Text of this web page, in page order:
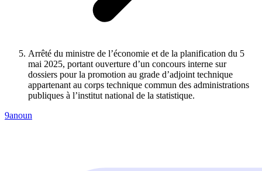
Arrêté du ministre de l’économie et de la planification du 5
mai 2025, portant ouverture d’un concours interne sur
dossiers pour la promotion au grade d’adjoint technique
appartenant au corps technique commun des administrations
publiques à l’institut national de la statistique.
9anoun